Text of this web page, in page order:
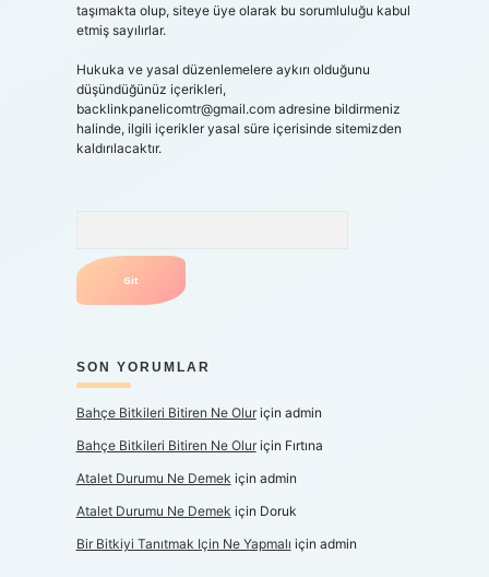
taşımakta olup, siteye üye olarak bu sorumluluğu kabul
etmiş sayılırlar.
Hukuka ve yasal düzenlemelere aykırı olduğunu
düşündüğünüz içerikleri,
backlinkpanelicomtr@gmail.comadresine bildirmeniz
halinde, ilgili içerikler yasal süre içerisinde sitemizden
kaldırılacaktır.
SON YORUMLAR
Bahçe Bitkileri Bitiren Ne Oluriçin admin
Bahçe Bitkileri Bitiren Ne Oluriçin Fırtına
Atalet Durumu Ne Demek için admin
Atalet Durumu Ne Demek için Doruk
Bir Bitkiyi Tanıtmak Için Ne Yapmalı için admin